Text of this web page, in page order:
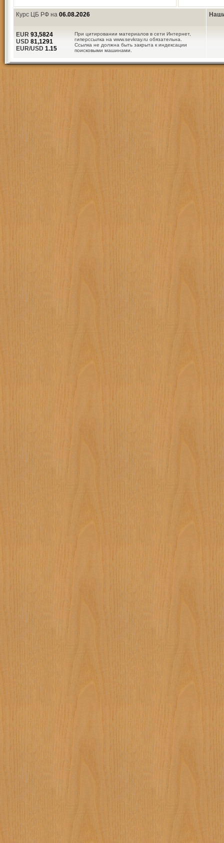
Курс ЦБ РФ на 06.08.2026
При цитировании материалов в сети Интернет,
гиперссылка на www.sevkray.ru обязательна.
Ссылка не должна быть закрыта к индексации
поисковыми машинами.
EUR 93,5824
USD 81,1291
EUR/USD 1.15